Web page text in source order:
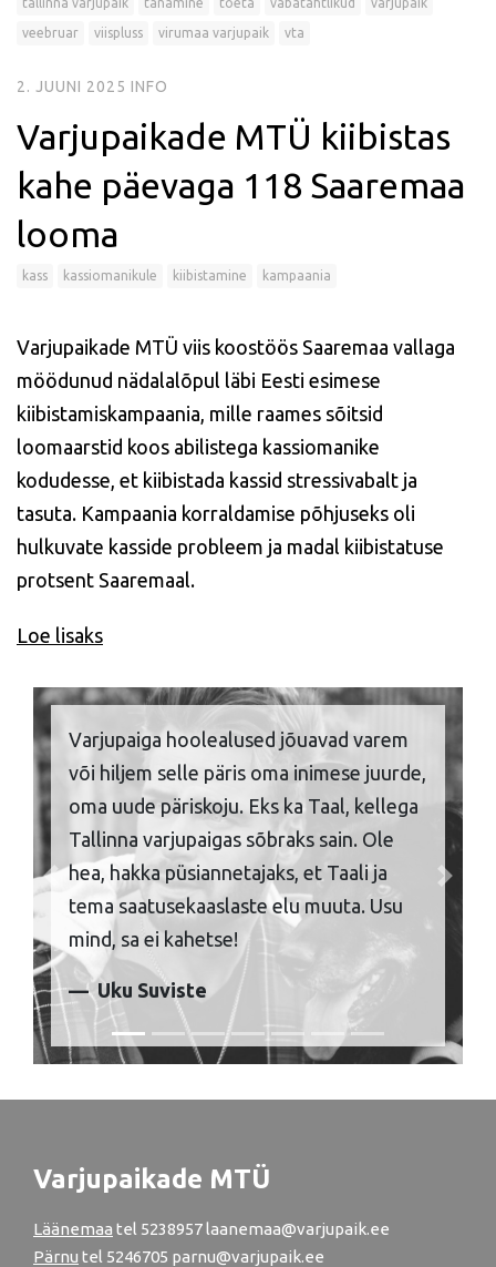
veebruar viispluss virumaa varjupaik vta
2. JUUNI 2025 INFO
Varjupaikade MTÜ kiibistas
kahe päevaga 118 Saaremaa
looma
kass kassiomanikule kiibistamine kampaania
Varjupaikade MTÜ viis koostöös Saaremaa vallaga
möödunud nädalalõpul läbi Eesti esimese
kiibistamiskampaania, mille raames sõitsid
loomaarstid koos abilistega kassiomanike
kodudesse, et kiibistada kassid stressivabalt ja
tasuta. Kampaania korraldamise põhjuseks oli
hulkuvate kasside probleem ja madal kiibistatuse
protsent Saaremaal.
Loe lisaks
Varjupaiga hoolealused jõuavad varem
või hiljem selle päris oma inimese juurde,
oma uude päriskoju. Eks ka Taal, kellega
Tallinna varjupaigas sõbraks sain. Ole
hea, hakka püsiannetajaks, et Taali ja
tema saatusekaaslaste elu muuta. Usu
mind, sa ei kahetse!
Uku Suviste
Previous Next
Varjupaikade MTÜ
Läänemaa tel 5238957 laanemaa@varjupaik.ee
Pärnu tel 5246705 parnu@varjupaik.ee